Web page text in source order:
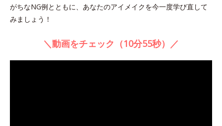
がちなNG例とともに、あなたのアイメイクを今一度学び直して
みましょう！
＼動画をチェック（10分55秒）／